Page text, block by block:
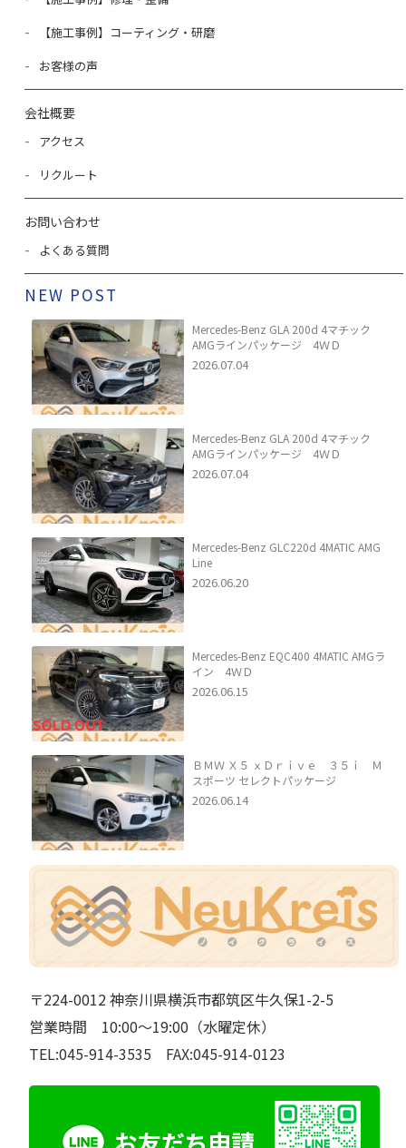
【施工事例】コーティング・研磨
お客様の声
会社概要
アクセス
リクルート
お問い合わせ
よくある質問
NEW POST
Mercedes-Benz GLA 200d 4マチック
AMGラインパッケージ 4ＷＤ
2026.07.04
Mercedes-Benz GLA 200d 4マチック
AMGラインパッケージ 4ＷＤ
2026.07.04
Mercedes-Benz GLC220d 4MATIC AMG
Line
2026.06.20
Mercedes-Benz EQC400 4MATIC AMGラ
イン 4ＷＤ
2026.06.15
ＢＭＷ Ｘ５ ｘＤｒｉｖｅ ３５ｉ Ｍ
スポーツ セレクトパッケージ
2026.06.14
〒224-0012 神奈川県横浜市都筑区牛久保1-2-5
営業時間 10:00～19:00（水曜定休）
TEL:045-914-3535 FAX:045-914-0123